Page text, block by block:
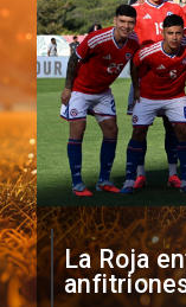
La Roja